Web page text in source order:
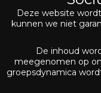
Deze website
kunnen we niet
De inhoud
meegenomen op
groepsdynamica